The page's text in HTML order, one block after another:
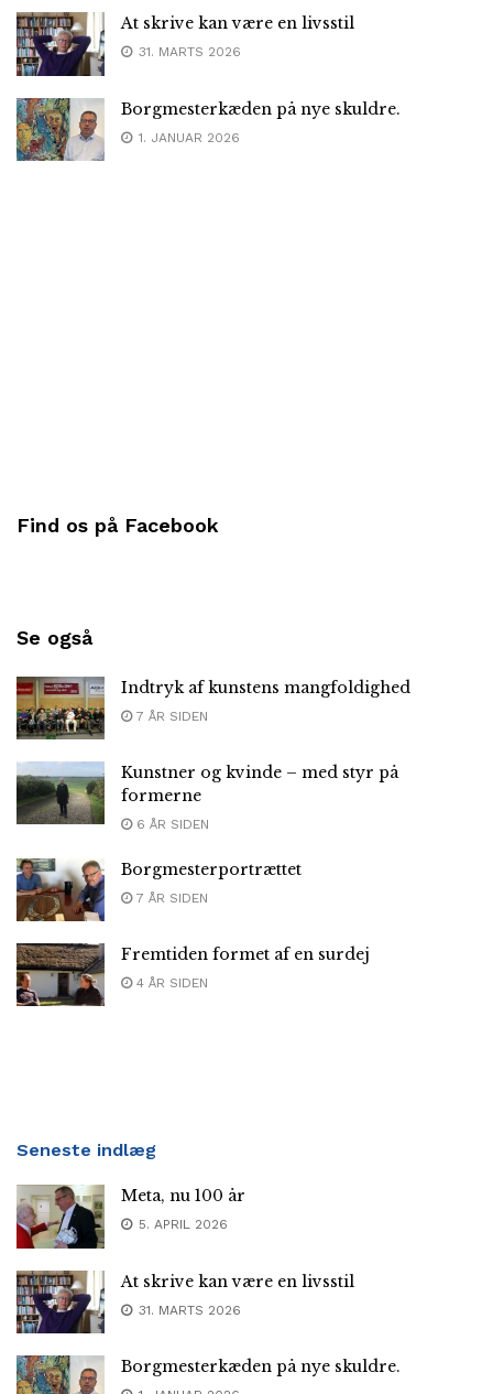
At skrive kan være en livsstil
31. MARTS 2026
Borgmesterkæden på nye skuldre.
1. JANUAR 2026
Find os på Facebook
Se også
Indtryk af kunstens mangfoldighed
7 ÅR SIDEN
Kunstner og kvinde – med styr på
formerne
6 ÅR SIDEN
Borgmesterportrættet
7 ÅR SIDEN
Fremtiden formet af en surdej
4 ÅR SIDEN
Seneste indlæg
Meta, nu 100 år
5. APRIL 2026
At skrive kan være en livsstil
31. MARTS 2026
Borgmesterkæden på nye skuldre.